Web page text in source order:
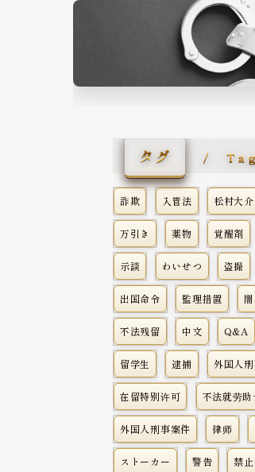
タグ
詐欺 入管法 松村大介
万引き 薬物 覚醒剤
示談 わいせつ 盗撮
出国命令 監理措置
不法残留 中文 Q&A
留学生 逮捕 外国人
在留特别许可 不法就劳助
外国人刑事案件 律师
ストーカー 警告 禁